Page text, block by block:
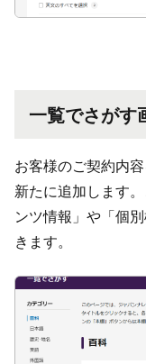
一覧でさがす
お客様のご契約内
新たに追加します
ンツ情報」や「個
きます。